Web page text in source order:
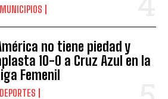
MUNICIPIOS
no tiene piedad y
10-0 a Cruz Azul en la
Femenil
DEPORTES